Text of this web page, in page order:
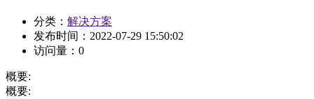
分类： 解决方案
发布时间： 2022-07-29 15:50:02
访问量： 0
概要:
概要: